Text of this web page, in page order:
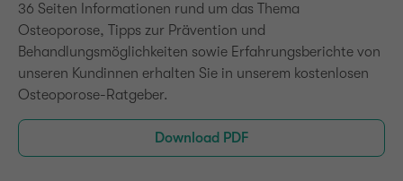
36 Seiten Informationen rund um das Thema
Osteoporose, Tipps zur Prävention und
Behandlungsmöglichkeiten sowie Erfahrungsberichte von
unseren Kundinnen erhalten Sie in unserem kostenlosen
Osteoporose-Ratgeber.
Download PDF